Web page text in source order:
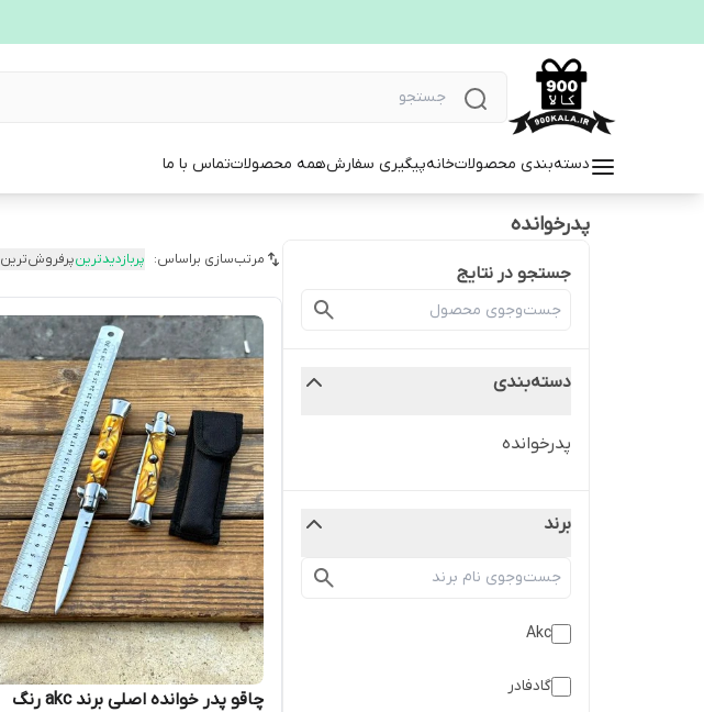
دسته‌بندی محصولاتخانهپیگیری سفارشهمه محصولاتتماس با ما
پدرخوانده
جستجو در نتایج
دسته‌بندی
پدرخوانده
برند
Akc
گادفادر
مرتب‌سازی براساس: پربازدیدترینپرفروش‌ترین
چاقو پدر خوانده اصلی برند akc رنگ